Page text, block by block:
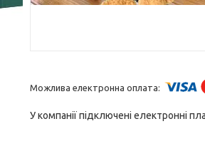
У компанії підключені електронні